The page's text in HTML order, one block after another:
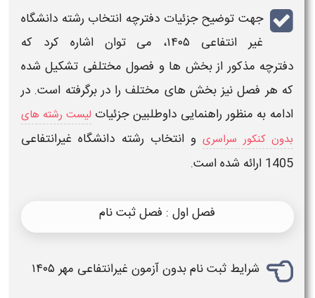
جهت توضیح جزئیات دفترچه انتخاب رشته دانشگاه
غیر انتفاعی ۱۴۰۵، می توان اشاره کرد که
دفترچه مذکور از بخش ها و فصول مختلفی تشکیل شده
که هر فصل نیز بخش های مختلف را در برگرفته است. در
ادامه به منظور راهنمایی داوطلبین جزئیات لیست رشته های
بدون کنکور سراسریوانتخاب رشته دانشگاه غیرانتفاعی
1405 ارائه شده است.
فصل اول : فصل ثبت نام
شرایط ثبت نام بدون آزمون غیرانتفاعی مهر ۱۴۰۵